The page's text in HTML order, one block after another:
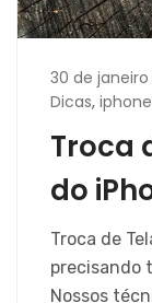
30 de
Dicas, iphone
Troca
do
Troca de
precisando
Nossos